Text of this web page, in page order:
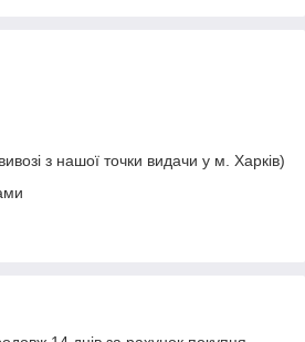
з нашої точки видачи у м. Харків)